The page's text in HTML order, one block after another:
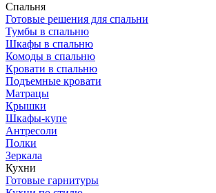
Спальня
Готовые решения для спальни
Тумбы в спальню
Шкафы в спальню
Комоды в спальню
Кровати в спальню
Подъемные кровати
Матрацы
Крышки
Шкафы-купе
Антресоли
Полки
Зеркала
Кухни
Готовые гарнитуры